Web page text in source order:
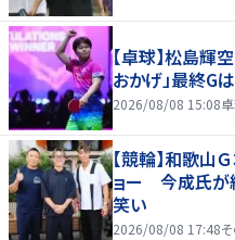
【卓球】松島輝
おかげ」最終G
2026/08/08 15:08
【競輪】和歌
ョー 今成氏が
笑い
2026/08/08 17:48